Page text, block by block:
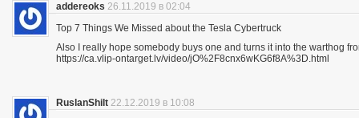
addereoks 26.11.2019 в 02:04
Top 7 Things We Missed about the Tesla Cybertruck
Also I really hope somebody buys one and turns it into the warthog
https://ca.vlip-ontarget.lv/video/jO%2F8cnx6wKG6f8A%3D.html
RuslanShilt 22.12.2019 в 10:08